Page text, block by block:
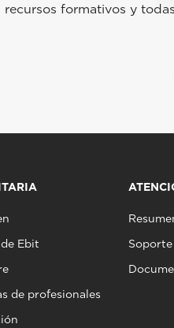
formativos y
Ebit
de profesionales